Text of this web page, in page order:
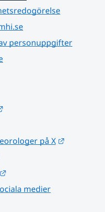
personuppgifter
på X
medier